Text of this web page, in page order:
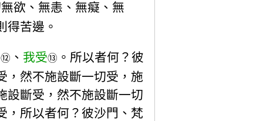
欲、無恚、無癡、無
得苦邊。
⑫ 、 我受⑬ 。所以者何？彼
，然不施設斷一切受，施
設斷受，然不施設斷一切
，所以者何？彼沙門、梵